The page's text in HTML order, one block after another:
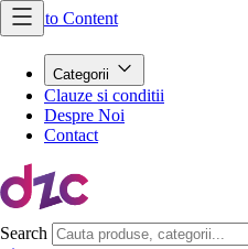
Skip to Content
Categorii
Clauze si conditii
Despre Noi
Contact
Search